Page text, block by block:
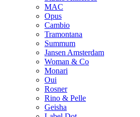
MAC
Opus
Cambio
Tramontana
Summum
Jansen Amsterdam
Woman & Co
Monari
Oui
Rosner
Rino & Pelle
Geisha